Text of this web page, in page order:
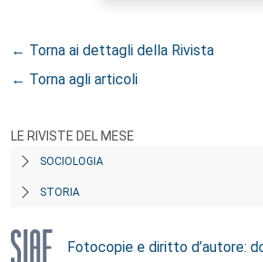
← Torna ai dettagli della Rivista
← Torna agli articoli
LE RIVISTE DEL MESE
SOCIOLOGIA
STORIA
Fotocopie e diritto d’autore: